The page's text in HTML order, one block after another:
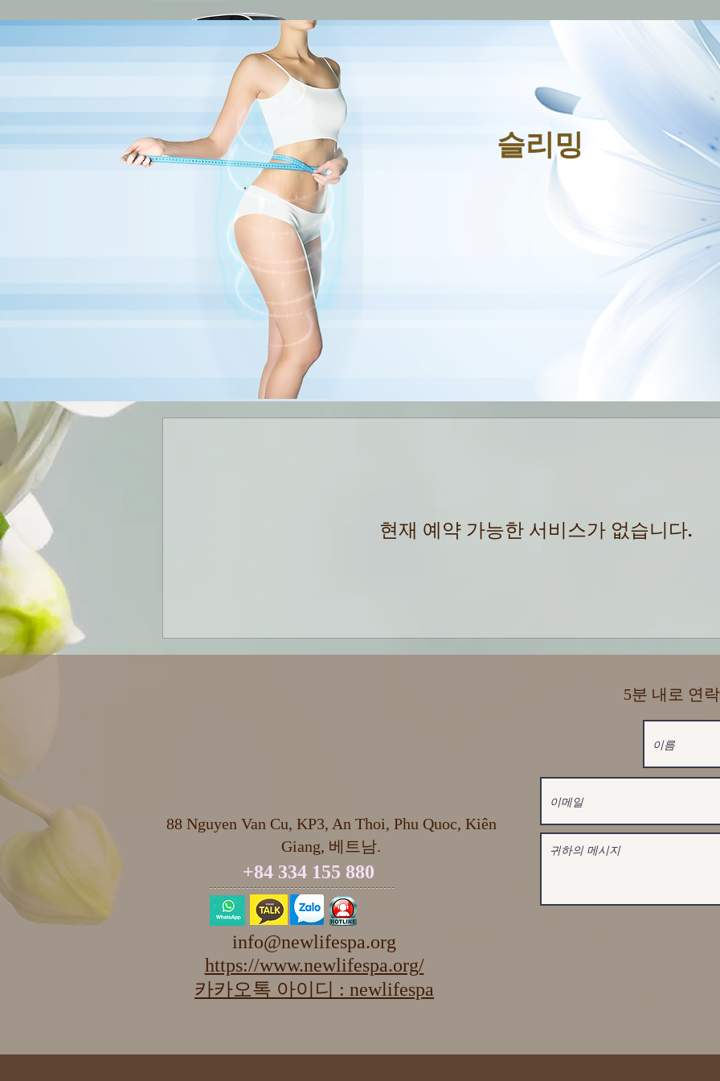
슬리밍
현재 예약 가능한 서비스가 없습니다.
88 Nguyen Van Cu, KP3, An Thoi, Phu Quoc, Kiên
Giang, 베트남.
+84 334 155 880
info@newlifespa.org
https://www.newlifespa.org/
카카오톡 아이디 : newlifespa
5분 내로 연